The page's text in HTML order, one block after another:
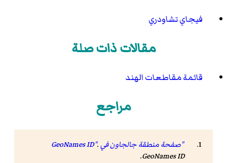
فيجاي تشاودري
مقالات ذات صلة
قائمة مقاطعات الهند
مراجع
"صفحة منطقة جالجاون في GeoNames ID".
GeoNames ID
.